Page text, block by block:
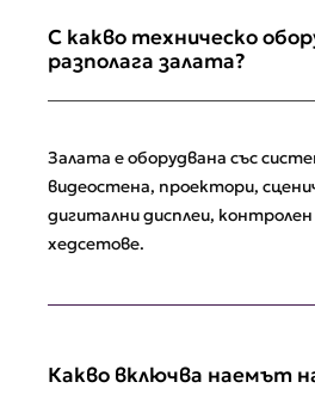
С какво техническо
разполага залата?
Залата е оборудвана със
видеостена, проектори,
дигитални дисплеи,
хедсетове.
Какво включва наемът